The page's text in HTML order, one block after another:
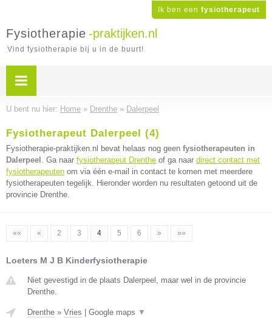
Ik ben een fysiotherapeut
Fysiotherapie -praktijken.nl
Vind fysiotherapie bij u in de buurt!
U bent nu hier: Home » Drenthe » Dalerpeel
Fysiotherapeut Dalerpeel (4)
Fysiotherapie-praktijken.nl bevat helaas nog geen fysiotherapeuten in
Dalerpeel . Ga naar fysiotherapeut Drenthe of ga naar direct contact met
fysiotherapeuten om via één e-mail in contact te komen met meerdere
fysiotherapeuten tegelijk. Hieronder worden nu resultaten getoond uit de
provincie Drenthe.
«« « 2 3 4 5 6 » »»
Loeters M J B Kinderfysiotherapie
Niet gevestigd in de plaats Dalerpeel, maar wel in de provincie
Drenthe.
Drenthe » Vries Google maps ▼